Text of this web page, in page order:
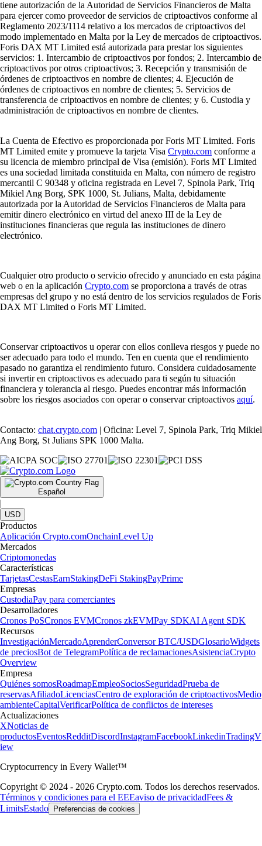
tiene autorización de la Autoridad de Servicios Financieros de Malta
para ejercer como proveedor de servicios de criptoactivos conforme al
Reglamento 2023/1114 relativo a los mercados de criptoactivos del
modo implementado en Malta por la Ley de mercados de criptoactivos.
Foris DAX MT Limited está autorizada para prestar los siguientes
servicios: 1. Intercambio de criptoactivos por fondos; 2. Intercambio de
criptoactivos por otros criptoactivos; 3. Recepción y transmisión de
órdenes de criptoactivos en nombre de clientes; 4. Ejecución de
órdenes de criptoactivos en nombre de clientes; 5. Servicios de
transferencia de criptoactivos en nombre de clientes; y 6. Custodia y
administración de criptoactivos en nombre de clientes.
La Cuenta de Efectivo es proporcionada por Foris MT Limited. Foris
MT Limited emite y promueve la tarjeta Visa Crypto.com conforme a
su licencia de miembro principal de Visa (emisión). Foris MT Limited
es una sociedad limitada constituida en Malta, con número de registro
mercantil C 90348 y oficina registrada en Level 7, Spinola Park, Triq
Mikiel Ang Borg, SPK 1000, St. Julians, Malta, debidamente
autorizada por la Autoridad de Servicios Financieros de Malta para
emitir dinero electrónico en virtud del anexo III de la Ley de
instituciones financieras que regula las instituciones de dinero
electrónico.
Cualquier otro producto o servicio ofrecido y anunciado en esta página
web o en la aplicación Crypto.com se proporciona a través de otras
empresas del grupo y no está dentro de los servicios regulados de Foris
DAX MT Limited o Foris MT Limited.
Conservar criptoactivos u operar con ellos conlleva riesgos y puede no
ser adecuado para todo el mundo. Ten en cuenta que el rendimiento
pasado no garantiza el rendimiento futuro. Considera cuidadosamente
si invertir en criptoactivos es adecuado para ti según tu situación
financiera y tolerancia al riesgo. Puedes encontrar más información
sobre los riesgos asociados con operar o conservar criptoactivos aquí.
Contacto: chat.crypto.com | Oficina: Level 7, Spinola Park, Triq Mikiel
Ang Borg, St Julians SPK 1000 Malta.
Español
|
USD
Productos
Aplicación Crypto.comOnchainLevel Up
Mercados
Criptomonedas
Características
TarjetasCestasEarnStakingDeFi StakingPayPrime
Empresas
CustodiaPay para comerciantes
Desarrolladores
Cronos PoSCronos EVMCronos zkEVMPay SDKAI Agent SDK
Recursos
InvestigaciónMercadoAprenderConversor BTC/USDGlosarioWidgets
de preciosBot de TelegramPolítica de reclamacionesAsistenciaCrypto
Overview
Empresa
Quiénes somosRoadmapEmpleoSociosSeguridadPrueba de
reservasAfiliadoLicenciasCentro de exploración de criptoactivosMedio
ambienteCapitalVerificarPolítica de conflictos de intereses
Actualizaciones
XNoticias de
productosEventosRedditDiscordInstagramFacebookLinkedinTradingV
iew
Cryptocurrency in Every Wallet™
Copyright © 2024 - 2026 Crypto.com. Todos los derechos reservados.
Términos y condiciones para el EEEaviso de privacidadFees &
LimitsEstado Preferencias de cookies